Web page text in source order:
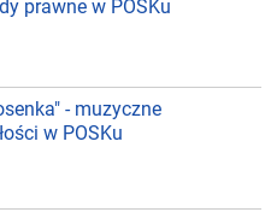
prawne w POSKu
- muzyczne
w POSKu